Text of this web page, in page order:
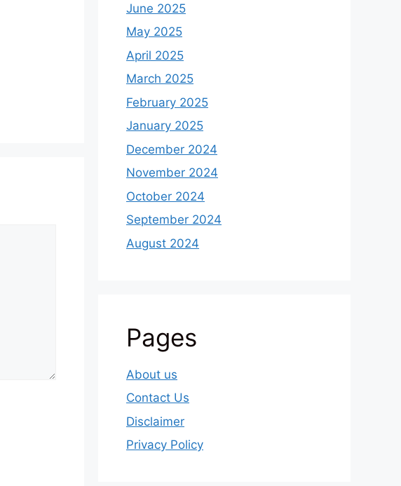
June 2025
May 2025
April 2025
March 2025
February 2025
January 2025
December 2024
November 2024
October 2024
September 2024
August 2024
Pages
About us
Contact Us
Disclaimer
Privacy Policy